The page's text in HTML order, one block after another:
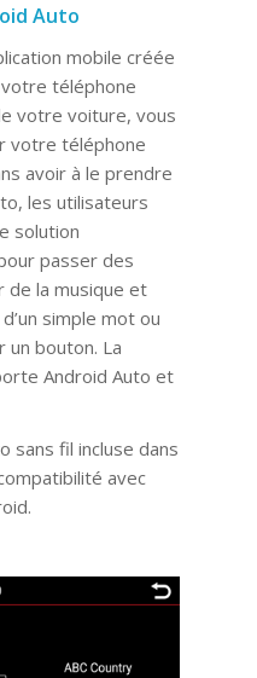
Auto
mobile créée
téléphone
votre voiture, vous
votre téléphone
avoir à le prendre
les utilisateurs
solution
passer des
de la musique et
simple mot ou
un bouton. La
Android Auto et
sans fil incluse dans
avec